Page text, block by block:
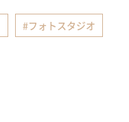
フォトスタジオ